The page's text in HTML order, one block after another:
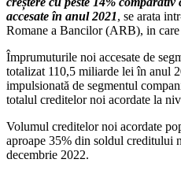
accesate în anul 2021, se arata
Romane a Bancilor (ARB), in care
Împrumuturile noi accesate de
totalizat 110,5 miliarde lei în anul
impulsionată de segmentul
totalul creditelor noi acordate la
Volumul creditelor noi acordate
aproape 35% din soldul creditului
decembrie 2022.